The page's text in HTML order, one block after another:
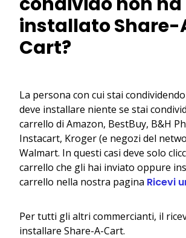
installato Share-
Cart?
La persona con cui stai
deve installare niente se stai
carrello di Amazon, BestBuy, B&H
Instacart, Kroger (e negozi del
Walmart. In questi casi deve solo
carrello che gli hai inviato oppure
carrello nella nostra pagina Ricevi
Per tutti gli altri commercianti, il
installare Share-A-Cart.